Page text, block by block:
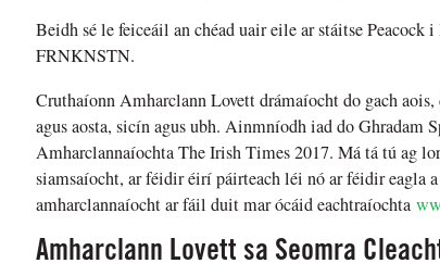
Beidh sé le feiceáil an chéad uair eile ar stáitse
FRNKNSTN.
Cruthaíonn Amharclann Lovett drámaíocht do gach
agus aosta, sicín agus ubh. Ainmníodh iad do Ghradam
Amharclannaíochta The Irish Times 2017. Má tá tú ag
siamsaíocht, ar féidir éirí páirteach léi nó ar féidir eagla
amharclannaíocht ar fáil duit mar ócáid eachtraíochta
Amharclann Lovett sa Seomra